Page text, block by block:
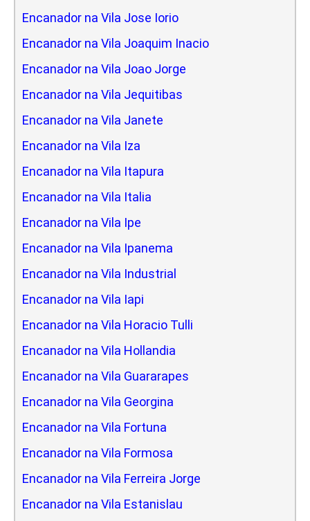
Encanador na Vila Jose Iorio
Encanador na Vila Joaquim Inacio
Encanador na Vila Joao Jorge
Encanador na Vila Jequitibas
Encanador na Vila Janete
Encanador na Vila Iza
Encanador na Vila Itapura
Encanador na Vila Italia
Encanador na Vila Ipe
Encanador na Vila Ipanema
Encanador na Vila Industrial
Encanador na Vila Iapi
Encanador na Vila Horacio Tulli
Encanador na Vila Hollandia
Encanador na Vila Guararapes
Encanador na Vila Georgina
Encanador na Vila Fortuna
Encanador na Vila Formosa
Encanador na Vila Ferreira Jorge
Encanador na Vila Estanislau